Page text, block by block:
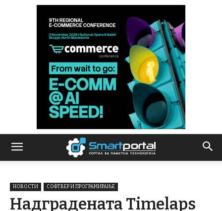
НОВОСТИ СОФТВЕР И ПРОГРАМИРАЊЕ
Надградената Timelaps